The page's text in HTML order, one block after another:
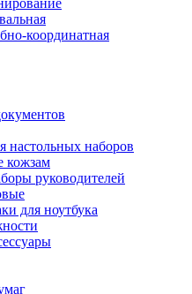
координатная
настольных наборов
кожзам
руководителей
для ноутбука